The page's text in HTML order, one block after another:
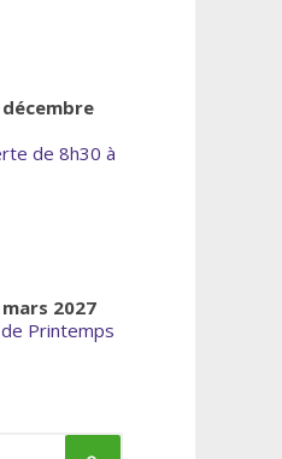
de 8h30 à
2027
Printemps